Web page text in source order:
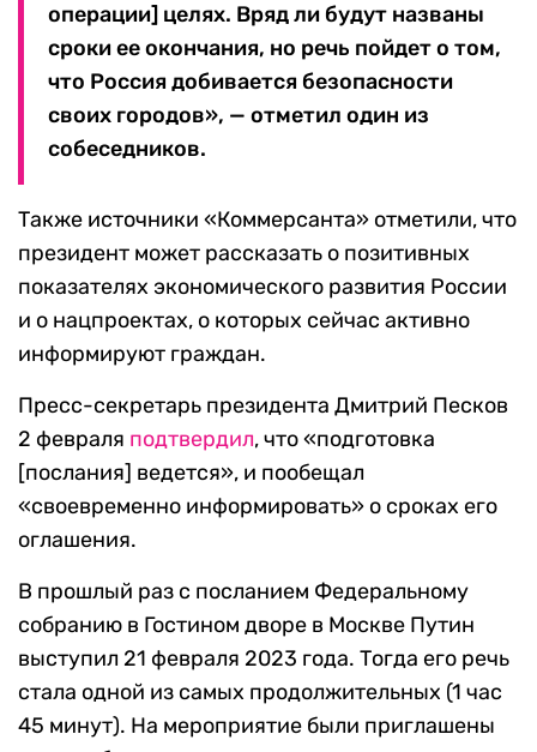
операции] целях. Вряд ли будут названы
сроки ее окончания, но речь пойдет о том,
что Россия добивается безопасности
своих городов», — отметил один из
собеседников.
Также источники «Коммерсанта» отметили, что
президент может рассказать о позитивных
показателях экономического развития России
и о нацпроектах, о которых сейчас активно
информируют граждан.
Пресс-секретарь президента Дмитрий Песков
2 февраля подтвердил, что «подготовка
[послания] ведется», и пообещал
«своевременно информировать» о сроках его
оглашения.
В прошлый раз с посланием Федеральному
собранию в Гостином дворе в Москве Путин
выступил 21 февраля 2023 года. Тогда его речь
стала одной из самых продолжительных (1 час
45 минут). На мероприятие были приглашены